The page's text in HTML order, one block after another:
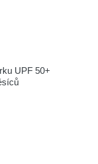
UPF 50+